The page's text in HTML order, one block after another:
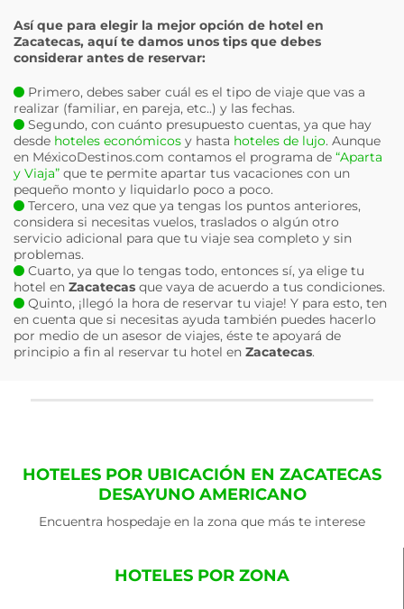
Así que para elegir la mejor opción de hotel en
Zacatecas, aquí te damos unos tips que debes
considerar antes de reservar:
Primero, debes saber cuál es el tipo de viaje que vas a
realizar (familiar, en pareja, etc..) y las fechas.
Segundo, con cuánto presupuesto cuentas, ya que hay
desde hoteles económicos y hasta hoteles de lujo. Aunque
en MéxicoDestinos.com contamos el programa de “Aparta
y Viaja” que te permite apartar tus vacaciones con un
pequeño monto y liquidarlo poco a poco.
Tercero, una vez que ya tengas los puntos anteriores,
considera si necesitas vuelos, traslados o algún otro
servicio adicional para que tu viaje sea completo y sin
problemas.
Cuarto, ya que lo tengas todo, entonces sí, ya elige tu
hotel en Zacatecas que vaya de acuerdo a tus condiciones.
Quinto, ¡llegó la hora de reservar tu viaje! Y para esto, ten
en cuenta que si necesitas ayuda también puedes hacerlo
por medio de un asesor de viajes, éste te apoyará de
principio a fin al reservar tu hotel en Zacatecas.
HOTELES POR UBICACIÓN EN ZACATECAS
DESAYUNO AMERICANO
Encuentra hospedaje en la zona que más te interese
HOTELES POR ZONA